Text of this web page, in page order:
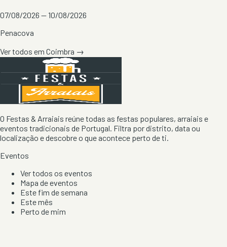
07/08/2026 — 10/08/2026
Penacova
Ver todos em Coimbra →
O Festas & Arraiais reúne todas as festas populares, arraiais e
eventos tradicionais de Portugal. Filtra por distrito, data ou
localização e descobre o que acontece perto de ti.
Eventos
Ver todos os eventos
Mapa de eventos
Este fim de semana
Este mês
Perto de mim